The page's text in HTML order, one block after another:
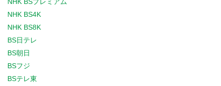
NHK BS4K
NHK BS8K
BS日テレ
BS朝日
BSフジ
BSテレ東